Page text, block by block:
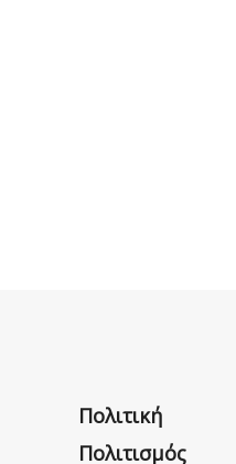
Πολιτική
Πολιτισμός